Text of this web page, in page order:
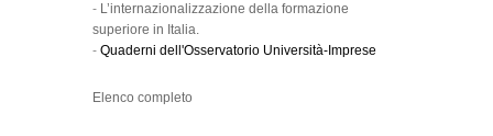
- L’internazionalizzazione della formazione
superiore in Italia.
- Quaderni dell'Osservatorio Università-Imprese
Elenco completo